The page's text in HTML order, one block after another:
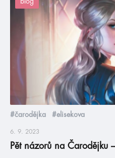
#čarodějka #elisekova
6. 9. 2023
Pět názorů na Čarodějku